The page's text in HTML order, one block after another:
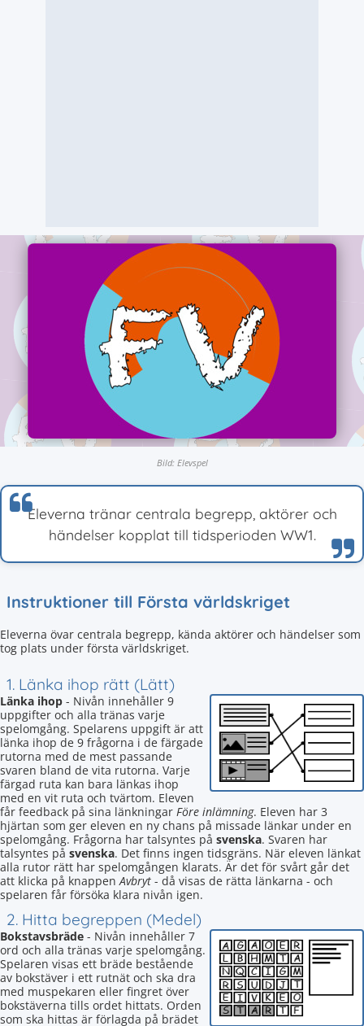
Bild: Elevspel
Eleverna tränar centrala begrepp, aktörer och
händelser kopplat till tidsperioden WW1.
Instruktioner till Första världskriget
Eleverna övar centrala begrepp, kända aktörer och händelser som
tog plats under första världskriget.
1. Länka ihop rätt (Lätt)
Länka ihop - Nivån innehåller 9
uppgifter och alla tränas varje
spelomgång. Spelarens uppgift är att
länka ihop de 9 frågorna i de färgade
rutorna med de mest passande
svaren bland de vita rutorna. Varje
färgad ruta kan bara länkas ihop
med en vit ruta och tvärtom. Eleven
får feedback på sina länkningar Före inlämning. Eleven har 3
hjärtan som ger eleven en ny chans på missade länkar under en
spelomgång. Frågorna har talsyntes på svenska. Svaren har
talsyntes på svenska. Det finns ingen tidsgräns. När eleven länkat
alla rutor rätt har spelomgången klarats. Är det för svårt går det
att klicka på knappenAvbryt - då visas de rätta länkarna - och
spelaren får försöka klara nivån igen.
2. Hitta begreppen (Medel)
Bokstavsbräde - Nivån innehåller 7
ord och alla tränas varje spelomgång.
Spelaren visas ett bräde bestående
av bokstäver i ett rutnät och ska dra
med muspekaren eller fingret över
bokstäverna tills ordet hittats. Orden
som ska hittas är förlagda på brädet